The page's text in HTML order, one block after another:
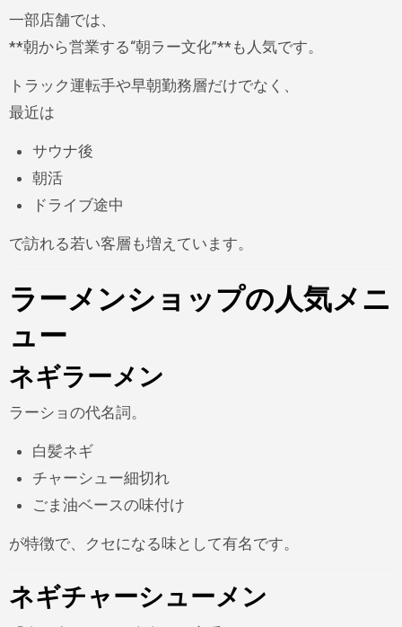
一部店舗では、
**朝から営業する“朝ラー文化”**も人気です。
トラック運転手や早朝勤務層だけでなく、
最近は
サウナ後
朝活
ドライブ途中
で訪れる若い客層も増えています。
ラーメンショップの人気メニ
ュー
ネギラーメン
ラーショの代名詞。
白髪ネギ
チャーシュー細切れ
ごま油ベースの味付け
が特徴で、クセになる味として有名です。
ネギチャーシューメン